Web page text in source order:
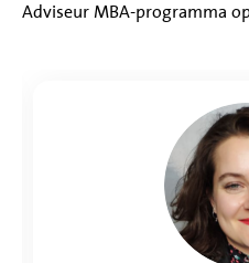
Adviseur MBA-programma